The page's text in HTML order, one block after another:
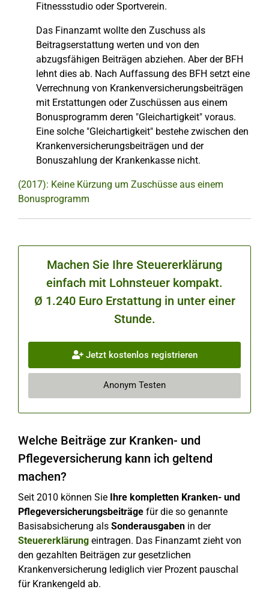
Fitnessstudio oder Sportverein.
Das Finanzamt wollte den Zuschuss als
Beitragserstattung werten und von den
abzugsfähigen Beiträgen abziehen. Aber der BFH
lehnt dies ab. Nach Auffassung des BFH setzt eine
Verrechnung von Krankenversicherungsbeiträgen
mit Erstattungen oder Zuschüssen aus einem
Bonusprogramm deren "Gleichartigkeit" voraus.
Eine solche "Gleichartigkeit" bestehe zwischen den
Krankenversicherungsbeiträgen und der
Bonuszahlung der Krankenkasse nicht.
(2017): Keine Kürzung um Zuschüsse aus einem
Bonusprogramm
Machen Sie Ihre Steuererklärung
einfach mit Lohnsteuer kompakt.
Ø 1.240 Euro Erstattung in unter einer
Stunde.
Jetzt kostenlos registrieren
Anonym Testen
Welche Beiträge zur Kranken- und
Pflegeversicherung kann ich geltend
machen?
Seit 2010 können Sie Ihre kompletten Kranken- und
Pflegeversicherungsbeiträge für die so genannte
Basisabsicherung als Sonderausgaben in der
Steuererklärung eintragen. Das Finanzamt zieht von
den gezahlten Beiträgen zur gesetzlichen
Krankenversicherung lediglich vier Prozent pauschal
für Krankengeld ab.